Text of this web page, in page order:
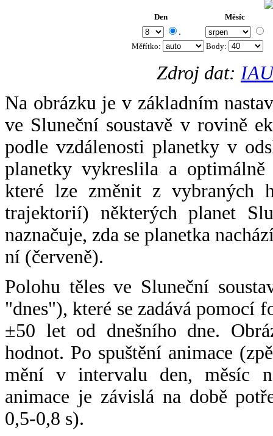
Den Měsíc
.
Měřítko: Body:
Zdroj dat:
Na obrázku je v základním
ve Sluneční soustavě v rovině
podle vzdálenosti planetky v
planetky vykreslila a
které lze změnit z vybraných
trajektorií) některých planet
naznačuje, zda se planetka
ní (červeně).
Polohu těles ve Sluneční
"dnes"), které se zadává pomocí
±50 let od dnešního dne.
hodnot. Po spuštění animace
mění v intervalu den, měsíc
animace je závislá na době
0,5-0,8 s).